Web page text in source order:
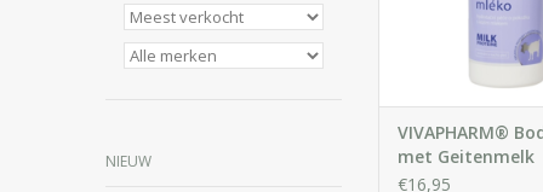
NIEUW
IN
VIVAPHARM®
met Geitenmelk
€16,95